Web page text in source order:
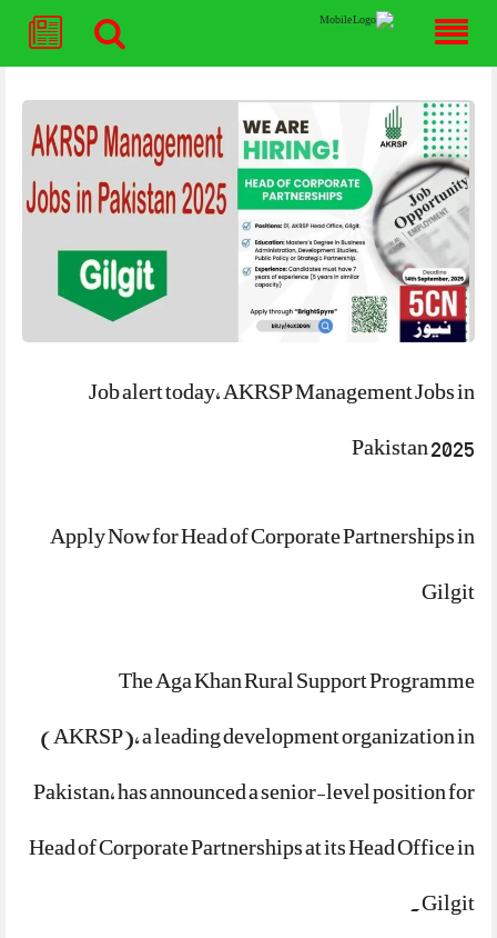
content
Job alert today, AKRSP Management Jobs in
Pakistan 2025
Apply Now for Head of Corporate Partnerships in
Gilgit
The Aga Khan Rural Support Programme
(AKRSP), a leading development organization in
Pakistan, has announced a senior-level position for
Head of Corporate Partnerships at its Head Office in
Gilgit.